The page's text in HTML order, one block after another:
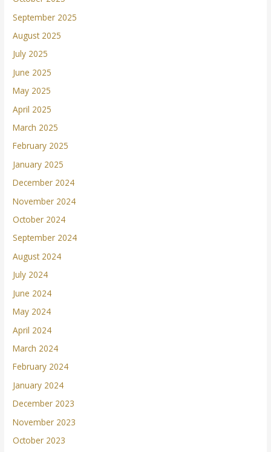
September 2025
August 2025
July 2025
June 2025
May 2025
April 2025
March 2025
February 2025
January 2025
December 2024
November 2024
October 2024
September 2024
August 2024
July 2024
June 2024
May 2024
April 2024
March 2024
February 2024
January 2024
December 2023
November 2023
October 2023